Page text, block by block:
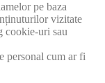
pe baza
vizitate
cookie-uri sau
personal cum ar fi